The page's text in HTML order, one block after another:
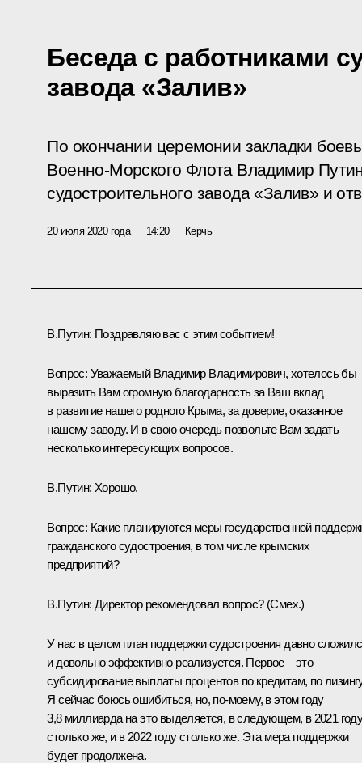
Беседа с работниками
завода «Залив»
По окончании церемонии закладки
Военно‑Морского Флота Владимир
судостроительного завода «Залив» и
20 июля 2020 года 14:20 Керчь
В.Путин: Поздравляю вас с этим событием!
Вопрос: Уважаемый Владимир Владимирович, хотелось бы
выразить Вам огромную благодарность за Ваш вклад
в развитие нашего родного Крыма, за доверие, оказанное
нашему заводу. И в свою очередь позвольте Вам задать
несколько интересующих вопросов.
В.Путин: Хорошо.
Вопрос: Какие планируются меры государственной
гражданского судостроения, в том числе крымских
предприятий?
В.Путин: Директор рекомендовал вопрос? (Смех.)
У нас в целом план поддержки судостроения давно
и довольно эффективно реализуется. Первое – это
субсидирование выплаты процентов по кредитам, по
Я сейчас боюсь ошибиться, но, по‑моему, в этом году
3,8 миллиарда на это выделяется, в следующем, в 2021
столько же, и в 2022 году столько же. Эта мера поддержки
будет продолжена.